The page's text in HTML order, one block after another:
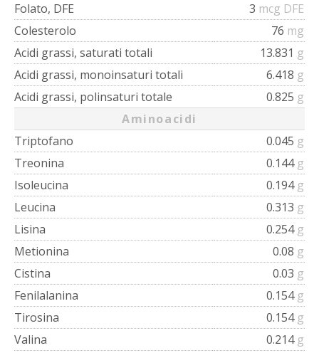
Folato, DFE
3 mcg DFE
Colesterolo
76 mg
Acidi grassi, saturati totali
13.831 g
Acidi grassi, monoinsaturi totali
6.418 g
Acidi grassi, polinsaturi totale
0.825 g
Aminoacidi
Triptofano
0.045 g
Treonina
0.144 g
Isoleucina
0.194 g
Leucina
0.313 g
Lisina
0.254 g
Metionina
0.08 g
Cistina
0.03 g
Fenilalanina
0.154 g
Tirosina
0.154 g
Valina
0.214 g